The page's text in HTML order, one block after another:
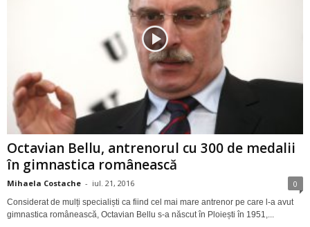
Octavian Bellu, antrenorul cu 300 de medalii
în gimnastica românească
Mihaela Costache - iul. 21, 2016 0
Considerat de mulți specialiști ca fiind cel mai mare antrenor pe care l-a avut
gimnastica românească, Octavian Bellu s-a născut în Ploiești în 1951,...